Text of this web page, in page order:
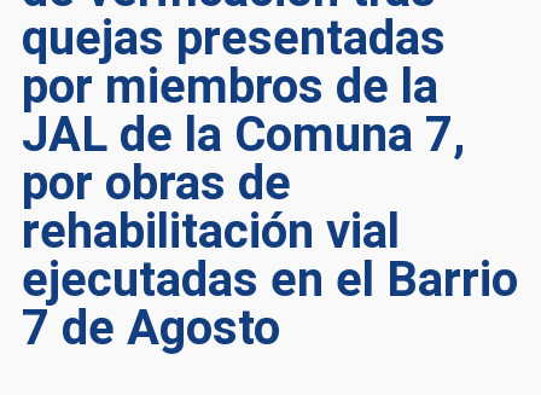
quejas presentadas
por miembros de la
JAL de la Comuna 7,
por obras de
rehabilitación vial
ejecutadas en el Barrio
7 de Agosto